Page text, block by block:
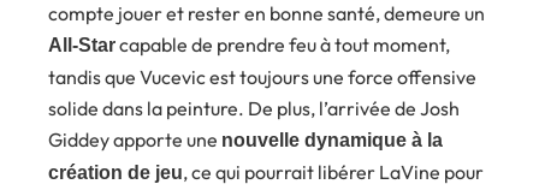
compte jouer et rester en bonne santé, demeure un
All-Starcapable de prendre feu à tout moment,
tandis que Vucevic est toujours une force offensive
solide dans la peinture. De plus, l’arrivée de Josh
Giddey apporte une nouvelle dynamique à la
création de jeu, ce qui pourrait libérer LaVine pour